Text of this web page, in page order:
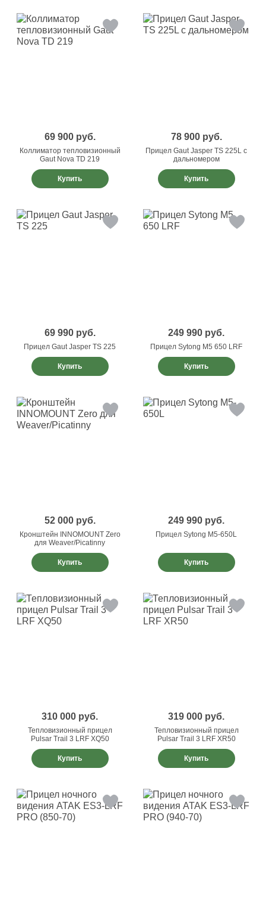
69 900 руб.
Коллиматор тепловизионный
Gaut Nova TD 219
Купить
78 900 руб.
Прицел Gaut Jasper TS 225L с
дальномером
Купить
69 990 руб.
Прицел Gaut Jasper TS 225
Купить
249 990 руб.
Прицел Sytong M5 650 LRF
Купить
52 000 руб.
Кронштейн INNOMOUNT Zero
для Weaver/Picatinny
Купить
249 990 руб.
Прицел Sytong M5-650L
Купить
310 000 руб.
Тепловизионный прицел
Pulsar Trail 3 LRF XQ50
Купить
319 000 руб.
Тепловизионный прицел
Pulsar Trail 3 LRF XR50
Купить